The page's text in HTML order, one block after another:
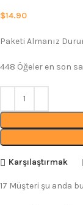
$14.90
Paketi Almanız
448 Öğeler en son
Karşılaştırmak
17 Müşteri şu anda